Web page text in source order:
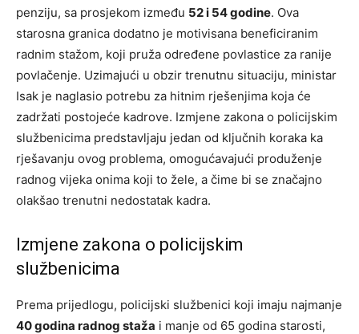
penziju, sa prosjekom između 52 i 54 godine. Ova
starosna granica dodatno je motivisana beneficiranim
radnim stažom, koji pruža određene povlastice za ranije
povlačenje. Uzimajući u obzir trenutnu situaciju, ministar
Isak je naglasio potrebu za hitnim rješenjima koja će
zadržati postojeće kadrove. Izmjene zakona o policijskim
službenicima predstavljaju jedan od ključnih koraka ka
rješavanju ovog problema, omogućavajući produženje
radnog vijeka onima koji to žele, a čime bi se značajno
olakšao trenutni nedostatak kadra.
Izmjene zakona o policijskim
službenicima
Prema prijedlogu, policijski službenici koji imaju najmanje
40 godina radnog staža i manje od 65 godina starosti,